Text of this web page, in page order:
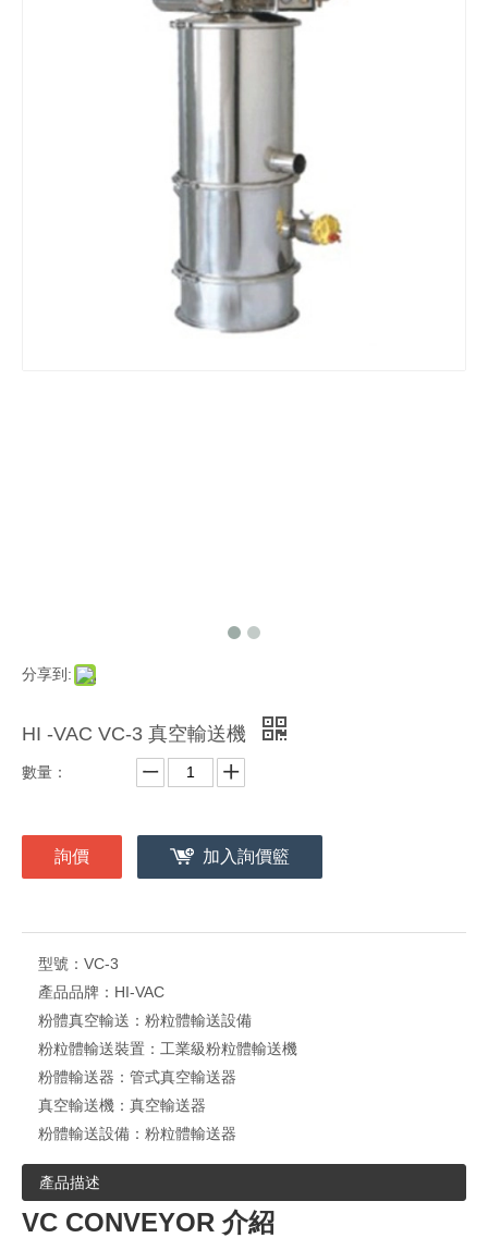
分享到:
HI -VAC VC-3 真空輸送機
數量：
詢價 加入詢價籃
型號： VC-3
產品品牌： HI-VAC
粉體真空輸送： 粉粒體輸送設備
粉粒體輸送裝置： 工業級粉粒體輸送機
粉體輸送器： 管式真空輸送器
真空輸送機： 真空輸送器
粉體輸送設備： 粉粒體輸送器
產品描述
VC CONVEYOR 介紹